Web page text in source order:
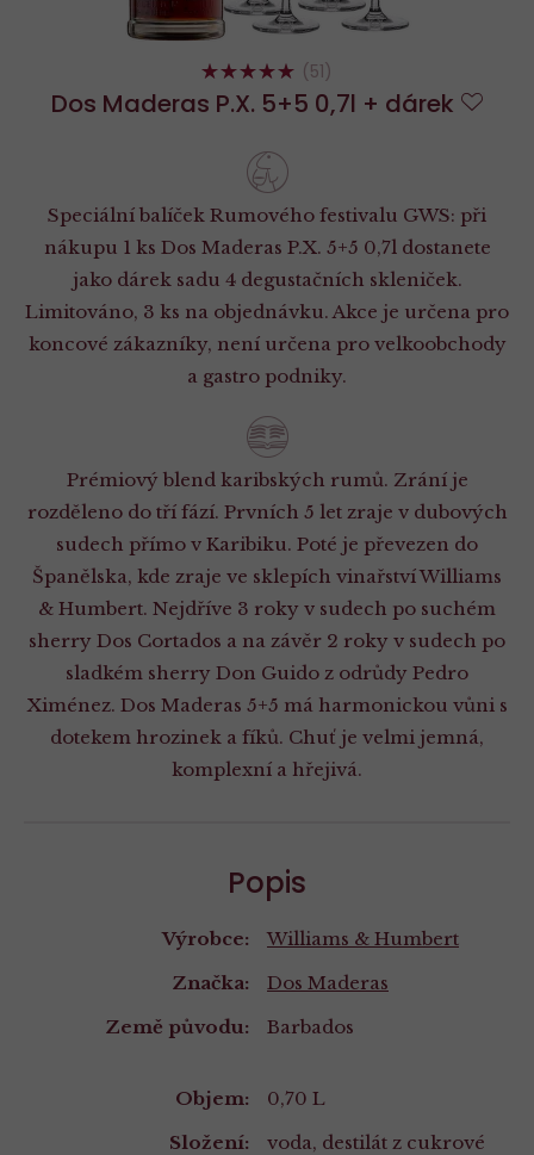
Dos Maderas P.X. 5+5 0,7l + dárek
98% (51)
Speciální balíček Rumového festivalu GWS: při
nákupu 1 ks Dos Maderas P.X. 5+5 0,7l dostanete
jako dárek sadu 4 degustačních skleniček.
Limitováno, 3 ks na objednávku. Akce je určena pro
koncové zákazníky, není určena pro velkoobchody
a gastro podniky.
Prémiový blend karibských rumů. Zrání je
rozděleno do tří fází. Prvních 5 let zraje v dubových
sudech přímo v Karibiku. Poté je převezen do
Španělska, kde zraje ve sklepích vinařství Williams
& Humbert. Nejdříve 3 roky v sudech po suchém
sherry Dos Cortados a na závěr 2 roky v sudech po
sladkém sherry Don Guido z odrůdy Pedro
Ximénez. Dos Maderas 5+5 má harmonickou vůni s
dotekem hrozinek a fíků. Chuť je velmi jemná,
komplexní a hřejivá.
Popis
Výrobce:
Williams & Humbert
Značka:
Dos Maderas
Země původu:
Barbados
Objem:
0,70 L
Složení:
voda, destilát z cukrové